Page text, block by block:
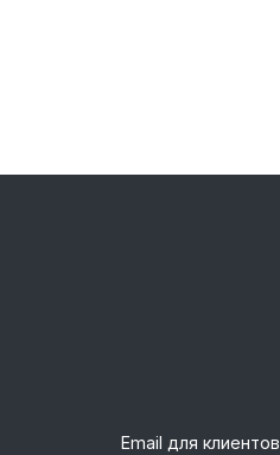
Email для клиентов